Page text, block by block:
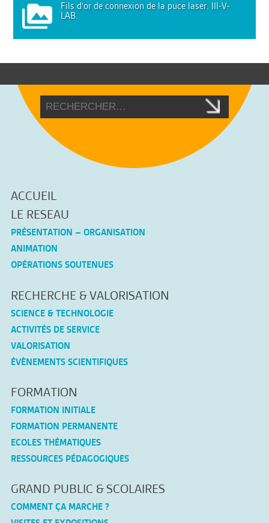
Fils d'or de connexion de la puce laser. III-V-
LAB.
ACCUEIL
LE RESEAU
PRÉSENTATION – ORGANISATION
ANIMATION
OPÉRATIONS SOUTENUES
RECHERCHE & VALORISATION
SCIENCE & TECHNOLOGIE
ACTIVITÉS DE SERVICE
VALORISATION
ÉVÈNEMENTS SCIENTIFIQUES
FORMATION
FORMATION INITIALE
FORMATION PERMANENTE
ECOLES THÉMATIQUES
RESSOURCES PÉDAGOGIQUES
GRAND PUBLIC & SCOLAIRES
COMMENT ÇA MARCHE ?